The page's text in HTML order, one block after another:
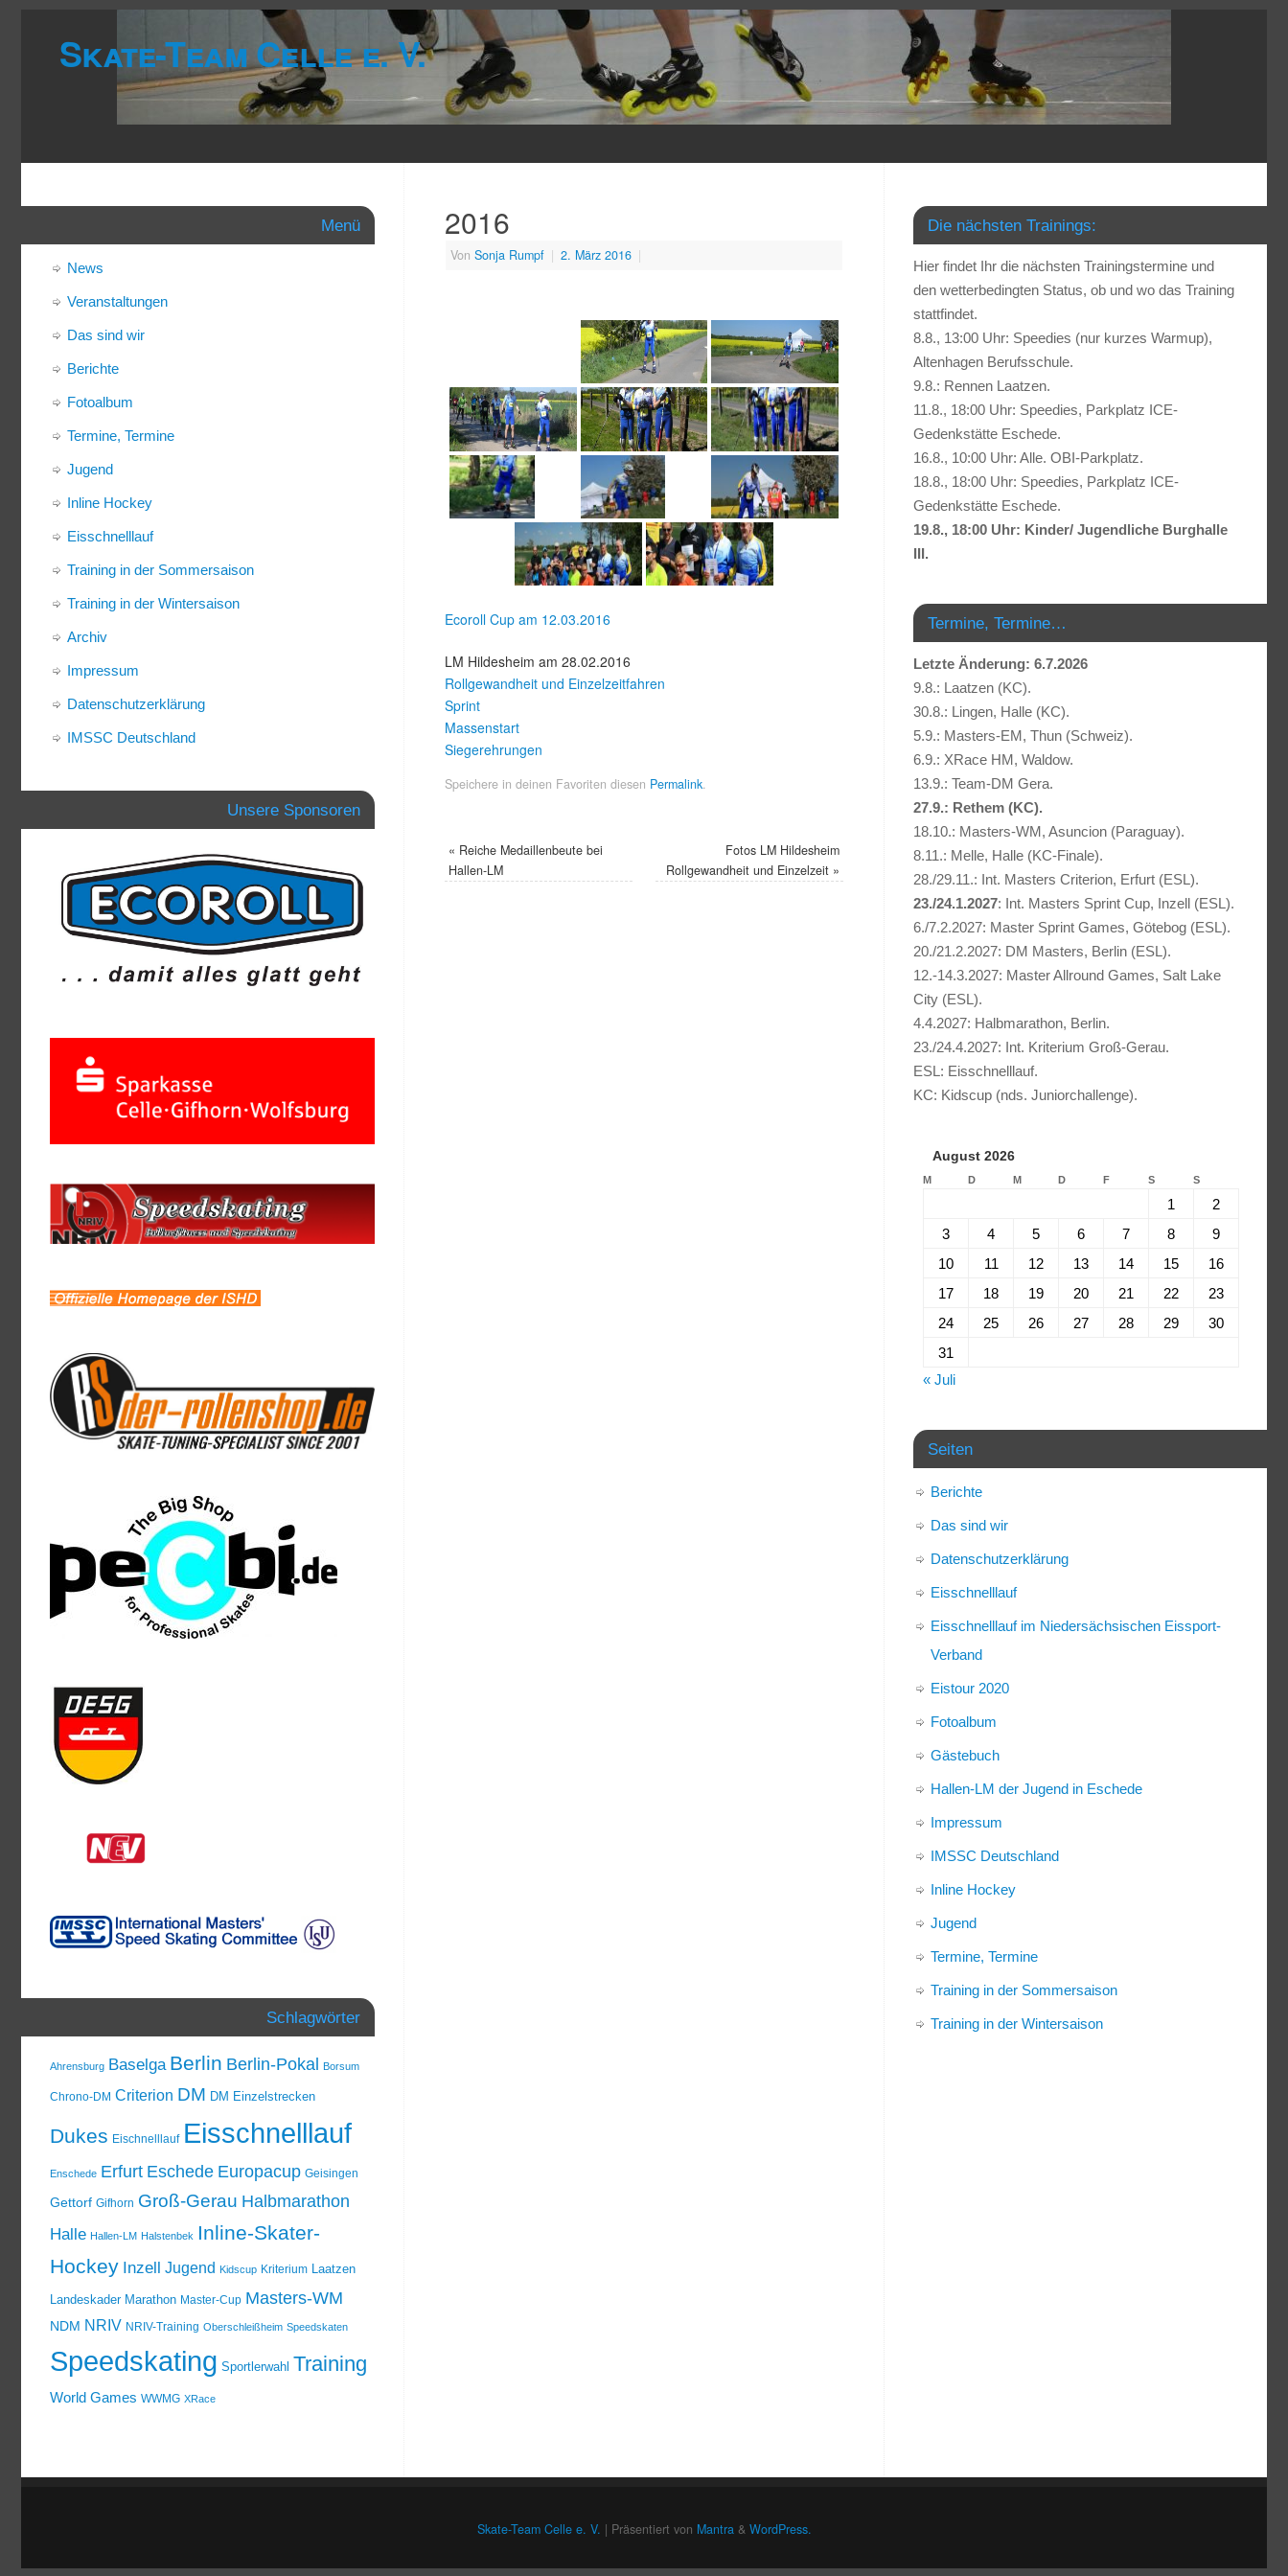
Skate-Team Celle e. V.
2016
Von Sonja Rumpf | 2. März 2016 |
Ecoroll Cup am 12.03.2016
LM Hildesheim am 28.02.2016
Rollgewandheit und Einzelzeitfahren
Sprint
Massenstart
Siegerehrungen
Speichere in deinen Favoriten diesen Permalink.
« Reiche Medaillenbeute bei
Hallen-LM
Fotos LM Hildesheim
Rollgewandheit und Einzelzeit »
Menü
News
Veranstaltungen
Das sind wir
Berichte
Fotoalbum
Termine, Termine
Jugend
Inline Hockey
Eisschnelllauf
Training in der Sommersaison
Training in der Wintersaison
Archiv
Impressum
Datenschutzerklärung
IMSSC Deutschland
Unsere Sponsoren
Schlagwörter
Ahrensburg Baselga Berlin Berlin-Pokal Borsum
Chrono-DM Criterion DM DM Einzelstrecken
Dukes Eischnelllauf Eisschnelllauf
Enschede Erfurt Eschede Europacup Geisingen
Gettorf Gifhorn Groß-Gerau Halbmarathon
Halle Hallen-LM Halstenbek Inline-Skater-
Hockey Inzell Jugend Kidscup Kriterium Laatzen
Landeskader Marathon Master-Cup Masters-WM
NDM NRIV NRIV-Training Oberschleißheim Speedskaten
Speedskating Sportlerwahl Training
World Games WWMG XRace
Die nächsten Trainings:
Hier findet Ihr die nächsten Trainingstermine und
den wetterbedingten Status, ob und wo das Training
stattfindet.
8.8., 13:00 Uhr: Speedies (nur kurzes Warmup),
Altenhagen Berufsschule.
9.8.: Rennen Laatzen.
11.8., 18:00 Uhr: Speedies, Parkplatz ICE-
Gedenkstätte Eschede.
16.8., 10:00 Uhr: Alle. OBI-Parkplatz.
18.8., 18:00 Uhr: Speedies, Parkplatz ICE-
Gedenkstätte Eschede.
19.8., 18:00 Uhr: Kinder/ Jugendliche Burghalle
III.
Termine, Termine…
Letzte Änderung: 6.7.2026
9.8.: Laatzen (KC).
30.8.: Lingen, Halle (KC).
5.9.: Masters-EM, Thun (Schweiz).
6.9.: XRace HM, Waldow.
13.9.: Team-DM Gera.
27.9.: Rethem (KC).
18.10.: Masters-WM, Asuncion (Paraguay).
8.11.: Melle, Halle (KC-Finale).
28./29.11.: Int. Masters Criterion, Erfurt (ESL).
23./24.1.2027: Int. Masters Sprint Cup, Inzell (ESL).
6./7.2.2027: Master Sprint Games, Götebog (ESL).
20./21.2.2027: DM Masters, Berlin (ESL).
12.-14.3.2027: Master Allround Games, Salt Lake
City (ESL).
4.4.2027: Halbmarathon, Berlin.
23./24.4.2027: Int. Kriterium Groß-Gerau.
ESL: Eisschnelllauf.
KC: Kidscup (nds. Juniorchallenge).
August 2026
M D M D F S S
1
2
3
4 5 6 7 8
9
10
11 12 13 14 15
16
17
18 19 20 21 22
23
24
25 26 27 28 29
30
31
« Juli
Seiten
Berichte
Das sind wir
Datenschutzerklärung
Eisschnelllauf
Eisschnelllauf im Niedersächsischen Eissport-
Verband
Eistour 2020
Fotoalbum
Gästebuch
Hallen-LM der Jugend in Eschede
Impressum
IMSSC Deutschland
Inline Hockey
Jugend
Termine, Termine
Training in der Sommersaison
Training in der Wintersaison
Skate-Team Celle e. V. | Präsentiert von Mantra& WordPress.